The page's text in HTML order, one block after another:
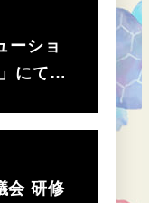
ーショ
にて…
会 研修